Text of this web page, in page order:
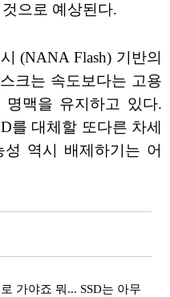
으로 예상된다.
(NANA Flash) 기반의
크는 속도보다는 고용
명맥을 유지하고 있다.
를 대체할 또다른 차세
역시 배제하기는 어
가야죠 뭐... SSD는 아무